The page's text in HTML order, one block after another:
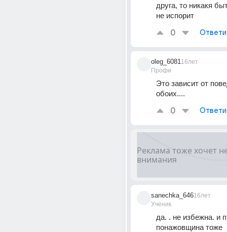
друга, то никакя
не испорит
0
oleg_6081
Профи
16лет
Это зависит от
обоих....
0
sanechka_646
Ученик
16лет
да. . не избежна. и
понажовщина тоже